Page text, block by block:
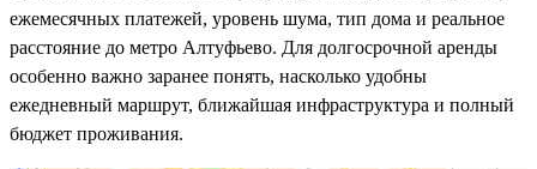
ежемесячных платежей, уровень шума, тип дома и реальное
расстояние до метро Алтуфьево. Для долгосрочной аренды
особенно важно заранее понять, насколько удобны
ежедневный маршрут, ближайшая инфраструктура и полный
бюджет проживания.